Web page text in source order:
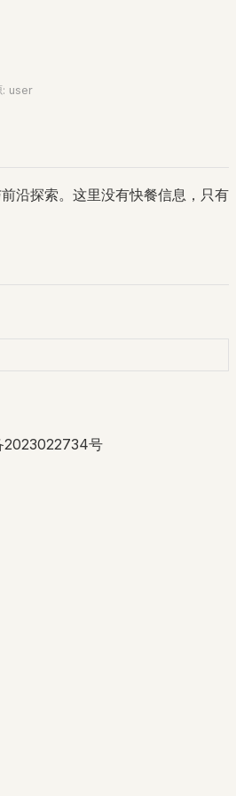
user
沿探索。这里没有快餐信息，只有
2023022734号